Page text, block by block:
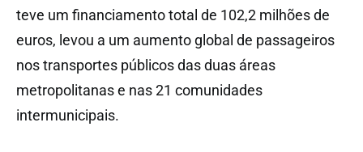
teve um financiamento total de 102,2 milhões de
euros, levou a um aumento global de passageiros
nos transportes públicos das duas áreas
metropolitanas e nas 21 comunidades
intermunicipais.